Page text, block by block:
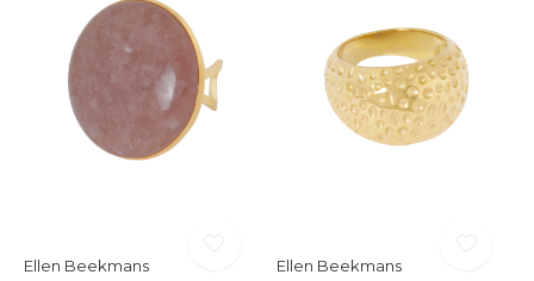
Ellen Beekmans Ellen Beekmans